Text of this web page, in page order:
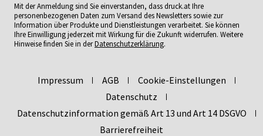
Mit der Anmeldung sind Sie einverstanden, dass druck.at Ihre
personenbezogenen Daten zum Versand des Newsletters sowie zur
Information über Produkte und Dienstleistungen verarbeitet. Sie können
Ihre Einwilligung jederzeit mit Wirkung für die Zukunft widerrufen. Weitere
Hinweise finden Sie in derDatenschutzerklärung.
Impressum AGB
Cookie-Einstellungen
Datenschutz
Datenschutzinformation gemäß Art 13 und Art 14 DSGVO
Barrierefreiheit